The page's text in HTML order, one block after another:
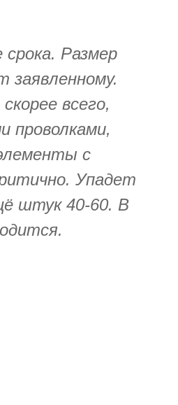
Размер
всего,
проволками,
с
Упадет
штук 40-60. В